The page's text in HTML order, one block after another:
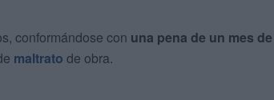
conformándose con una pena de un mes
maltrato de obra.